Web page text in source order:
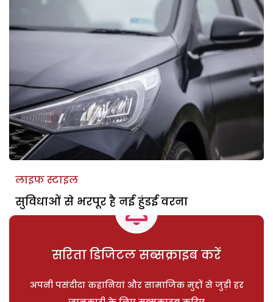
लाइफ स्टाइल
सुविधाओं से भरपूर है नई हुंडई वरना
सरिता डिजिटल सब्सक्राइब करें
अपनी पसंदीदा कहानियां और सामाजिक मुद्दों से जुड़ी हर